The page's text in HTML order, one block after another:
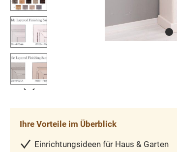
Ihre Vorteile im Überblick
Einrichtungsideen für Haus & Garten